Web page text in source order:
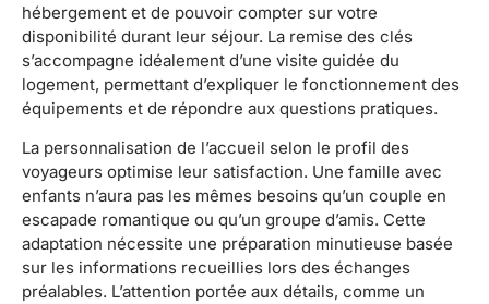
hébergement et de pouvoir compter sur votre
disponibilité durant leur séjour. La remise des clés
s’accompagne idéalement d’une visite guidée du
logement, permettant d’expliquer le fonctionnement des
équipements et de répondre aux questions pratiques.
La personnalisation de l’accueil selon le profil des
voyageurs optimise leur satisfaction. Une famille avec
enfants n’aura pas les mêmes besoins qu’un couple en
escapade romantique ou qu’un groupe d’amis. Cette
adaptation nécessite une préparation minutieuse basée
sur les informations recueillies lors des échanges
préalables. L’attention portée aux détails, comme un